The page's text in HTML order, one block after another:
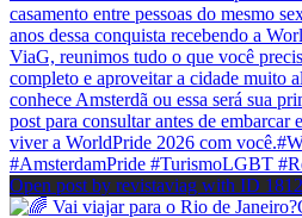
Open post by revistaviag with ID